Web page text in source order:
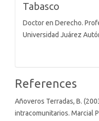
Tabasco
Doctor en Derecho.
Universidad Juárez
References
Añoveros Terradas, B.
intracomunitarios. Marcial